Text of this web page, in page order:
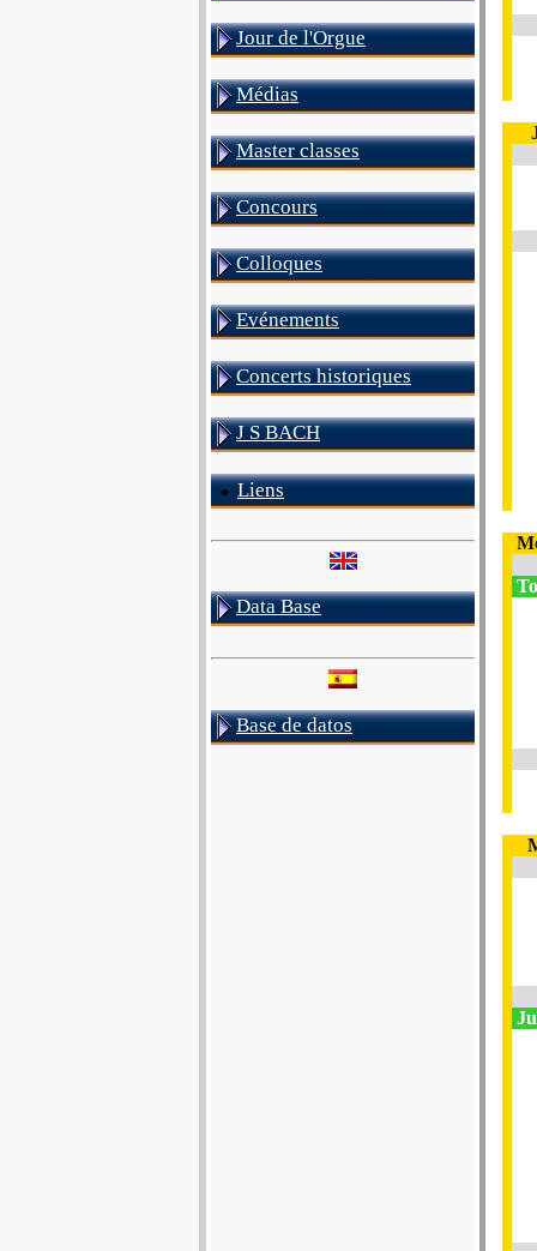
Jour de l'Orgue
Médias
Master classes
Concours
Colloques
Evénements
Concerts historiques
J S BACH
Liens
Data Base
Base de datos